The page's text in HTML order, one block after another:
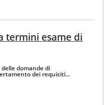
termini esame di
domande di
dei requisiti...